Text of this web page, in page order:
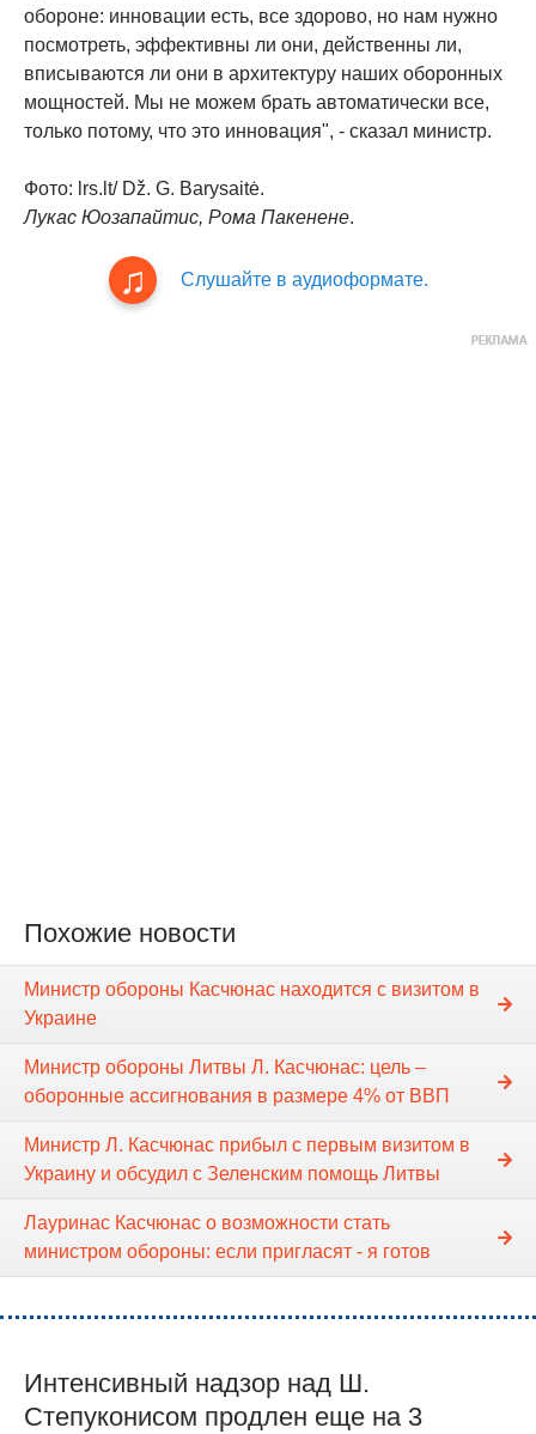
обороне: инновации есть, все здорово, но нам нужно
посмотреть, эффективны ли они, действенны ли,
вписываются ли они в архитектуру наших оборонных
мощностей. Мы не можем брать автоматически все,
только потому, что это инновация", - сказал министр.
Фото: lrs.lt/ Dž. G. Barysaitė.
Лукас Юозапайтис, Рома Пакенене.
Слушайте в аудиоформате.
Похожие новости
Министр обороны Касчюнас находится с визитом в
Украине
Министр обороны Литвы Л. Касчюнас: цель –
оборонные ассигнования в размере 4% от ВВП
Министр Л. Касчюнас прибыл с первым визитом в
Украину и обсудил с Зеленским помощь Литвы
Лауринас Касчюнас о возможности стать
министром обороны: если пригласят - я готов
Интенсивный надзор над Ш.
Степуконисом продлен еще на 3